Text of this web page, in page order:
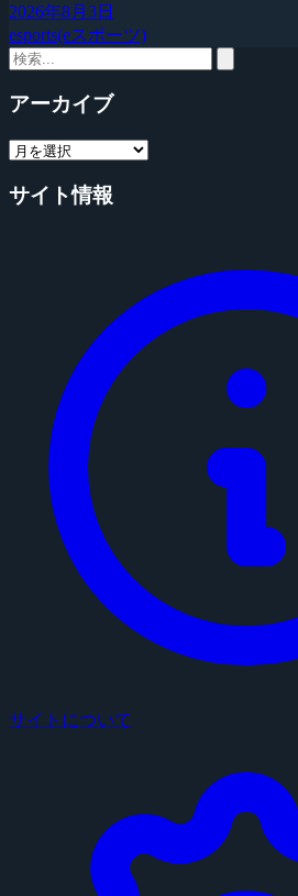
2026年8月3日
esports(eスポーツ)
アーカイブ
サイト情報
サイトについて